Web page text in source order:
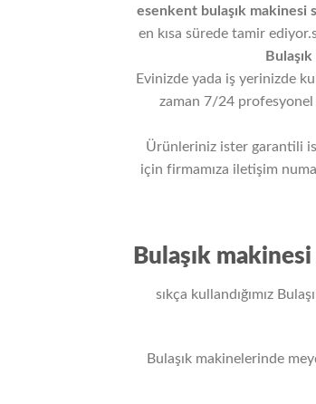
esenkent bulaşık makinesi
en kısa sürede tamir
Evinizde yada iş yerinizde
zaman 7/24
Ürünleriniz ister garantili
için firmamıza iletişim
Bulaşık
sıkça kullandığımız
Bulaşık makinelerinde